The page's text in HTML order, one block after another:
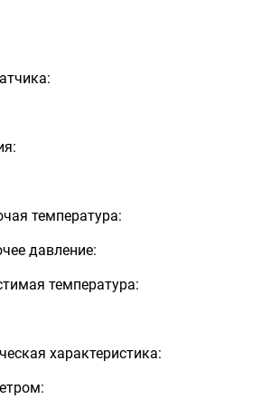
температура:
давление:
температура:
характеристика: